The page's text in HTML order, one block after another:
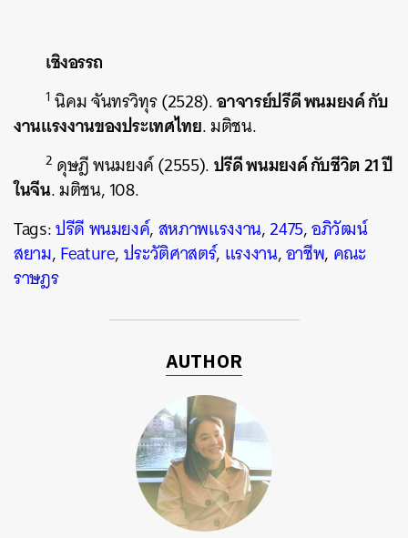
เชิงอรรถ
1 นิคม จันทรวิทุร (2528).อาจารย์ปรีดี พนมยงค์ กับ
งานแรงงานของประเทศไทย. มติชน.
2 ดุษฎี พนมยงค์ (2555).ปรีดี พนมยงค์ กับชีวิต 21 ปี
ในจีน. มติชน,108.
Tags:ปรีดี พนมยงค์,สหภาพแรงงาน,2475,อภิวัฒน์
สยาม,Feature,ประวัติศาสตร์, แรงงาน,อาชีพ, คณะ
ราษฎร
AUTHOR